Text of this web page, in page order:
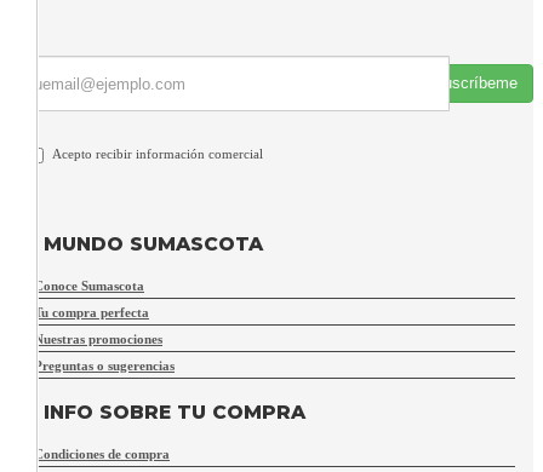
Suscríbeme
Acepto recibir información comercial
MUNDO SUMASCOTA
Conoce Sumascota
Tu compra perfecta
Nuestras promociones
Preguntas o sugerencias
INFO SOBRE TU COMPRA
Condiciones de compra